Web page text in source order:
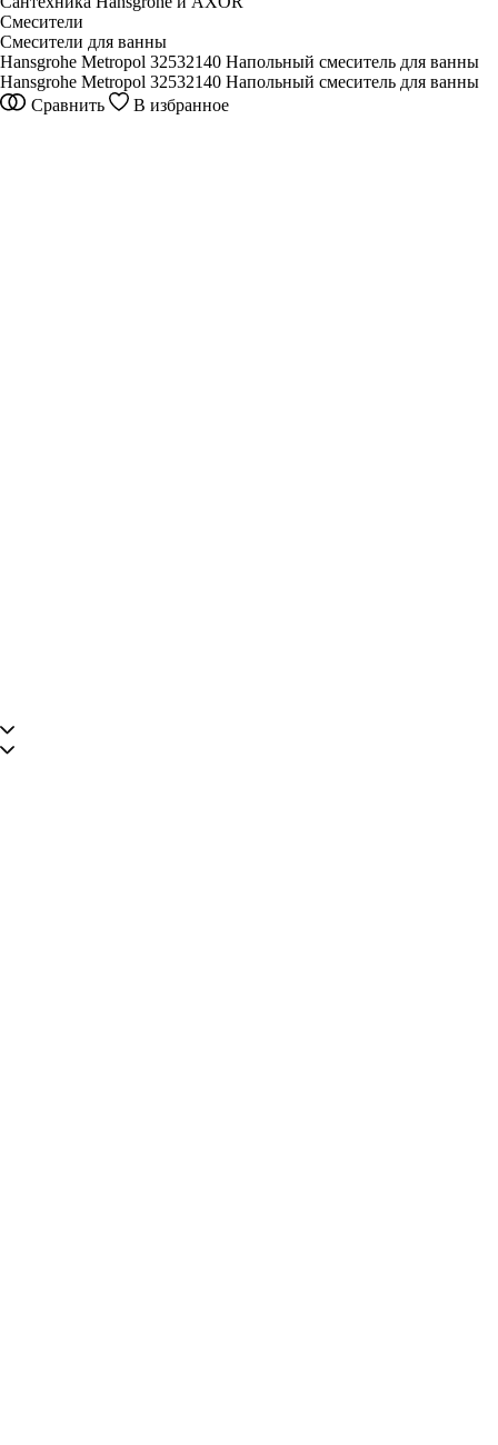
Смесители
Смесители для ванны
Hansgrohe Metropol 32532140 Напольный смеситель для ванны
Hansgrohe Metropol 32532140 Напольный смеситель для ванны
Сравнить
В избранное